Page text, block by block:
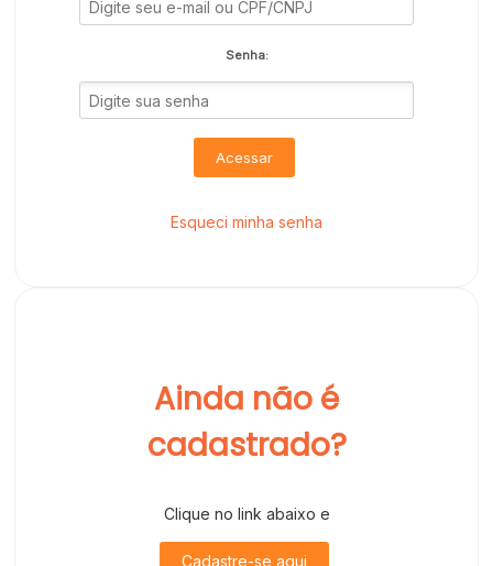
Senha:
Acessar
Esqueci minha senha
Ainda não é
cadastrado?
Clique no link abaixo e
Cadastre-se aqui